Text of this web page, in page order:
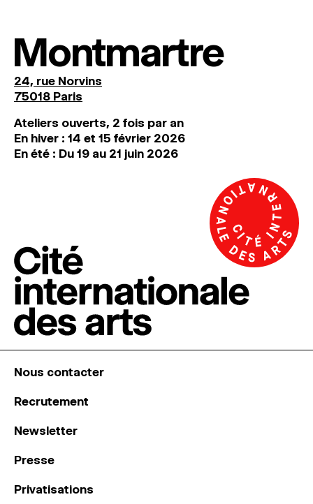
Montmartre
24, rue Norvins
75018 Paris
Ateliers ouverts, 2 fois par an
En hiver : 14 et 15 février 2026
En été : Du 19 au 21 juin 2026
Nous contacter
Recrutement
Newsletter
Presse
Privatisations